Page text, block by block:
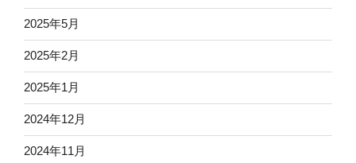
2025年5月
2025年2月
2025年1月
2024年12月
2024年11月